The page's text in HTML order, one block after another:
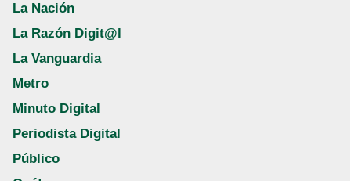
La Nación
La Razón Digit@l
La Vanguardia
Metro
Minuto Digital
Periodista Digital
Público